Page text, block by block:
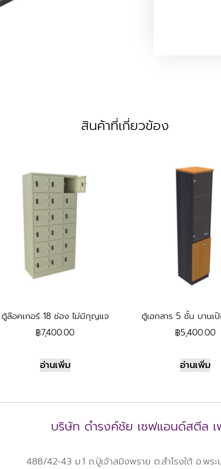
สินค้าที่เกี่ยวข้อง
ตู้ล๊อคเกอร์ 18 ช่อง ไม่มีกุญแจ
฿7,400.00
อ่านเพิ่ม
ตู้เอกสาร 5 ชั้น บานเ
฿5,400.00
อ่านเพิ่ม
บริษัท ดำรงค์ชัย เซฟแอนด์สตีล เ
488/42-43 ม.1 ถ.ปู่เจ้าสมิงพราย ต.สำโรงใต้ อ.พร